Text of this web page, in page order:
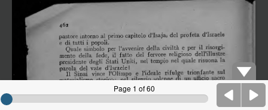
Page 1 of 60